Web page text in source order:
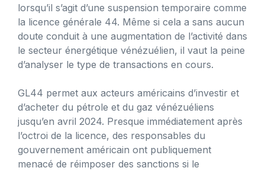
lorsqu’il s’agit d’une suspension temporaire comme
la licence générale 44. Même si cela a sans aucun
doute conduit à une augmentation de l’activité dans
le secteur énergétique vénézuélien, il vaut la peine
d’analyser le type de transactions en cours.
GL44 permet aux acteurs américains d’investir et
d’acheter du pétrole et du gaz vénézuéliens
jusqu’en avril 2024. Presque immédiatement après
l’octroi de la licence, des responsables du
gouvernement américain ont publiquement
menacé de réimposer des sanctions si le